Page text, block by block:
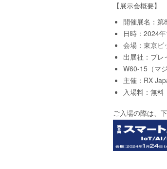
【展示会概要】
開催展名：第
日時：2024
会場：東京ビ
出展社：ブレ
W60-15（マ
主催：RX
入場料：無料
ご入場の際は、